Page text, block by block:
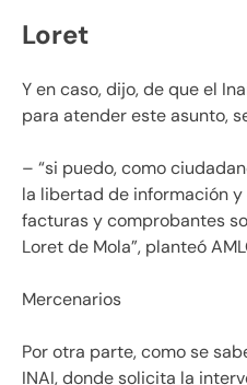
Loret
Y en caso, dijo, de que el
para atender este asunto,
– “si puedo, como
la libertad de información
facturas y comprobantes
Loret de Mola”, planteó
Mercenarios
Por otra parte, como se
INAI, donde solicita la